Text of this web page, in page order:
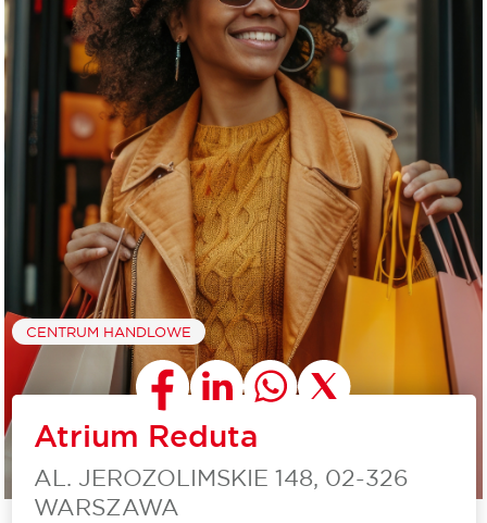
CENTRUM HANDLOWE
Atrium Reduta
AL. JEROZOLIMSKIE 148, 02-326
WARSZAWA